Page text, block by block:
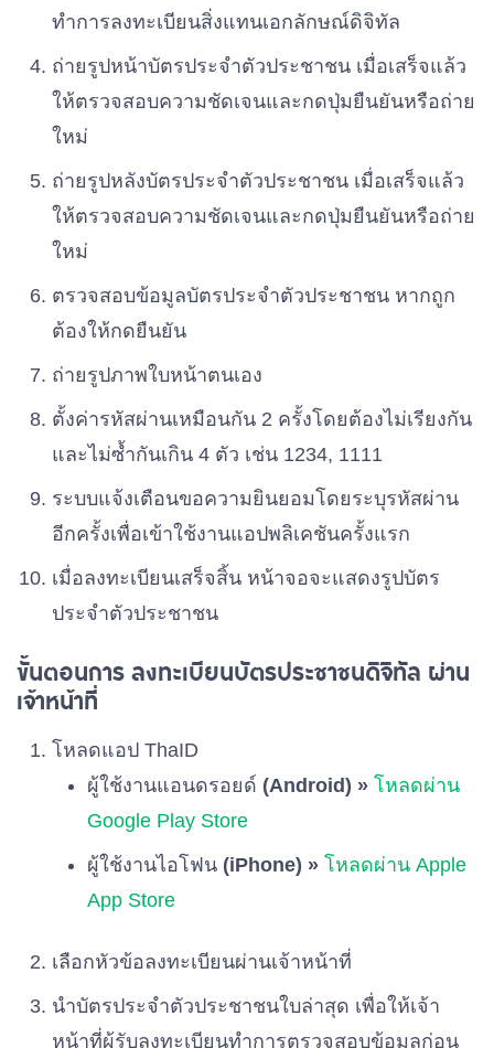
เบอร์ 57 พรรคพลังเพื่อไทย
พรรคสังคมประชาธิปไตยไทย
เบอร์ 59 พรรคช่วยชาติ
เบอร์ 60
เบอร์ 61 พรรคคลองไทย
เบอร์ 62 พรรคพลังไทยรักชาติ
พรรคประชากรไทย
เบอร์ 66 พรรคพลังประชาธิปไตย
เบอร์ 67
ทำการลงทะเบียนสิ่งแทนเอกลักษณ์ดิจิทัล
ถ่ายรูปหน้าบัตรประจำตัวประชาชน เมื่อเสร็จแล้ว
ให้ตรวจสอบความชัดเจนและกดปุ่มยืนยันหรือถ่าย
ใหม่
ถ่ายรูปหลังบัตรประจำตัวประชาชน เมื่อเสร็จแล้ว
ให้ตรวจสอบความชัดเจนและกดปุ่มยืนยันหรือถ่าย
ใหม่
ตรวจสอบข้อมูลบัตรประจำตัวประชาชน หากถูก
ต้องให้กดยืนยัน
ถ่ายรูปภาพใบหน้าตนเอง
ตั้งค่ารหัสผ่านเหมือนกัน 2 ครั้งโดยต้องไม่เรียงกัน
และไม่ซ้ำกันเกิน 4 ตัว เช่น 1234, 1111
ระบบแจ้งเตือนขอความยินยอมโดยระบุรหัสผ่าน
อีกครั้งเพื่อเข้าใช้งานแอปพลิเคชันครั้งแรก
เมื่อลงทะเบียนเสร็จสิ้น หน้าจอจะแสดงรูปบัตร
ประจำตัวประชาชน
ขั้นตอนการ ลงทะเบียนบัตรประชาชนดิจิทัล ผ่าน
เจ้าหน้าที่
โหลดแอป ThaID
ผู้ใช้งานแอนดรอยด์ (Android) » โหลดผ่าน
Google Play Store
ผู้ใช้งานไอโฟน (iPhone) » โหลดผ่าน Apple
App Store
เลือกหัวข้อลงทะเบียนผ่านเจ้าหน้าที่
นำบัตรประจำตัวประชาชนใบล่าสุด เพื่อให้เจ้า
หน้าที่ผู้รับลงทะเบียนทำการตรวจสอบข้อมูลก่อน